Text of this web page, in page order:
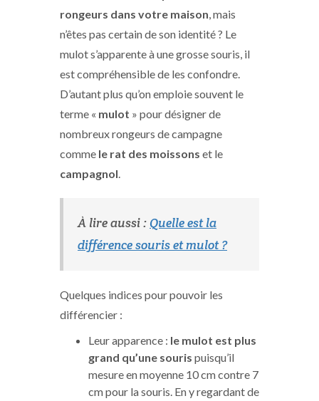
rongeurs dans votre maison, mais
n’êtes pas certain de son identité ? Le
mulot s’apparente à une grosse souris, il
est compréhensible de les confondre.
D’autant plus qu’on emploie souvent le
terme « mulot » pour désigner de
nombreux rongeurs de campagne
comme le rat des moissons et le
campagnol.
À lire aussi :Quelle est la
différence souris et mulot ?
Quelques indices pour pouvoir les
différencier :
Leur apparence : le mulot est plus
grand qu’une souris puisqu’il
mesure en moyenne 10 cm contre 7
cm pour la souris. En y regardant de